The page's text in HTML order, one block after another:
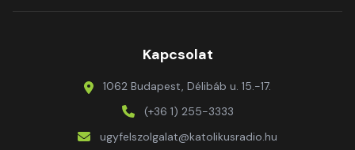
Kapcsolat
1062 Budapest, Délibáb u. 15.-17.
(+36 1) 255-3333
ugyfelszolgalat@katolikusradio.hu